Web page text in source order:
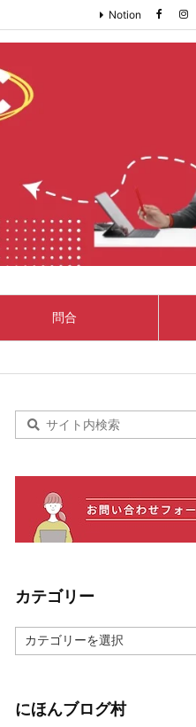
問合
Notion
カテゴリー
テ
ー
にほんブログ村